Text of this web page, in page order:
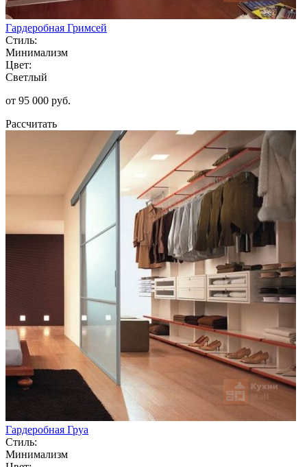
Гардеробная Гримсей
Стиль:
Минимализм
Цвет:
Светлый
от 95 000 руб.
Рассчитать
Гардеробная Груа
Стиль:
Минимализм